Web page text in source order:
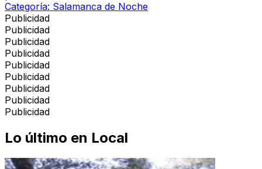
Categoría: Salamanca de Noche
Publicidad
Publicidad
Publicidad
Publicidad
Publicidad
Publicidad
Publicidad
Publicidad
Publicidad
Lo último en Local